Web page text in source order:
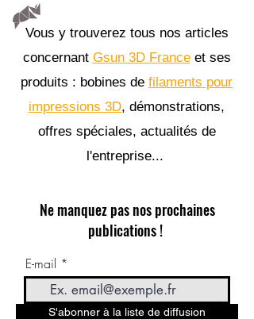
Vous y trouverez tous nos articles
concernant Gsun 3D Franceet ses
produits : bobines de filaments pour
impressions 3D, démonstrations,
offres spéciales, actualités de
l'entreprise...
Ne manquez pas nos prochaines
publications !
E-mail
S'abonner à la liste de diffusion